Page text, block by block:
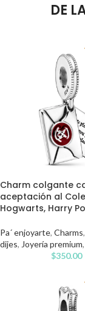
DE
Charm colgante
aceptación al
Hogwarts, Harry
Pa´ enjoyarte, Charms,
dijes, Joyería premium,
$350.00